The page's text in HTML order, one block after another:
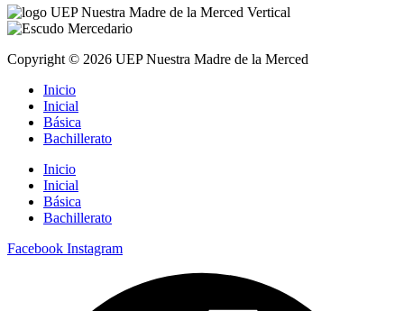
Copyright © 2026 UEP Nuestra Madre de la Merced
Inicio
Inicial
Básica
Bachillerato
Inicio
Inicial
Básica
Bachillerato
Facebook Instagram